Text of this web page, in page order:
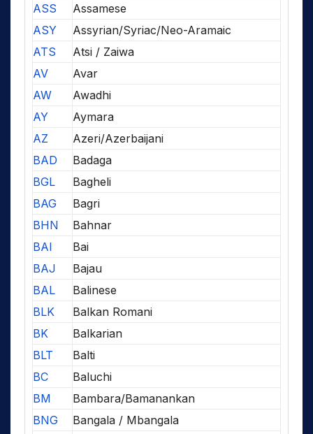
ASS
Assamese
ASY
Assyrian/Syriac/Neo-Aramaic
ATS
Atsi / Zaiwa
AV
Avar
AW
Awadhi
AY
Aymara
AZ
Azeri/Azerbaijani
BAD
Badaga
BGL
Bagheli
BAG
Bagri
BHN
Bahnar
BAI
Bai
BAJ
Bajau
BAL
Balinese
BLK
Balkan Romani
BK
Balkarian
BLT
Balti
BC
Baluchi
BM
Bambara/Bamanankan
BNG
Bangala / Mbangala